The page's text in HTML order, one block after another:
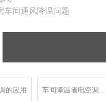
车间通风降温问题
的应用 车间降温省电空调…